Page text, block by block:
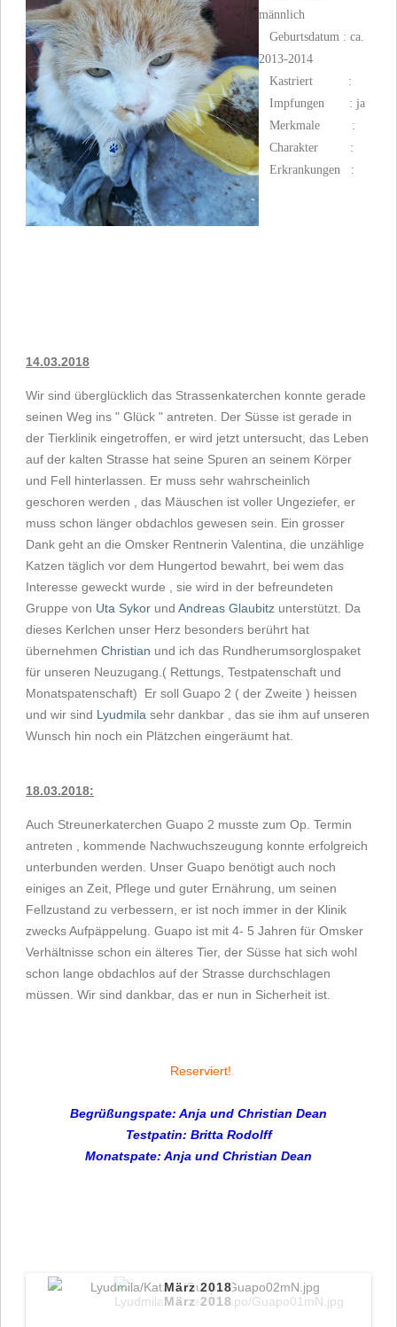
männlich
Geburtsdatum : ca.
2013-2014
Kastriert :
Impfungen : ja
Merkmale :
Charakter :
Erkrankungen :
14.03.2018
Wir sind überglücklich das Strassenkaterchen konnte gerade
seinen Weg ins " Glück " antreten. Der Süsse ist gerade in
der Tierklinik eingetroffen, er wird jetzt untersucht, das Leben
auf der kalten Strasse hat seine Spuren an seinem Körper
und Fell hinterlassen. Er muss sehr wahrscheinlich
geschoren werden , das Mäuschen ist voller Ungeziefer, er
muss schon länger obdachlos gewesen sein. Ein grosser
Dank geht an die Omsker Rentnerin Valentina, die unzählige
Katzen täglich vor dem Hungertod bewahrt, bei wem das
Interesse geweckt wurde , sie wird in der befreundeten
Gruppe von Uta Sykor und Andreas Glaubitz unterstützt. Da
dieses Kerlchen unser Herz besonders berührt hat
übernehmen Christian und ich das Rundherumsorglospaket
für unseren Neuzugang.( Rettungs, Testpatenschaft und
Monatspatenschaft) Er soll Guapo 2 ( der Zweite ) heissen
und wir sind Lyudmila sehr dankbar , das sie ihm auf unseren
Wunsch hin noch ein Plätzchen eingeräumt hat.
18.03.2018:
Auch Streunerkaterchen Guapo 2 musste zum Op. Termin
antreten , kommende Nachwuchszeugung konnte erfolgreich
unterbunden werden. Unser Guapo benötigt auch noch
einiges an Zeit, Pflege und guter Ernährung, um seinen
Fellzustand zu verbessern, er ist noch immer in der Klinik
zwecks Aufpäppelung. Guapo ist mit 4- 5 Jahren für Omsker
Verhältnisse schon ein älteres Tier, der Süsse hat sich wohl
schon lange obdachlos auf der Strasse durchschlagen
müssen. Wir sind dankbar, das er nun in Sicherheit ist.
Reserviert!
Begrüßungspate: Anja und Christian Dean
Testpatin: Britta Rodolff
Monatspate: Anja und Christian Dean
März 2018
März 2018